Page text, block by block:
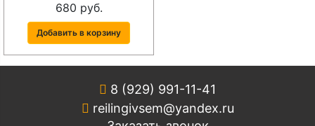
680 руб.
Добавить в корзину
8 (929) 991-11-41
reilingivsem@yandex.ru